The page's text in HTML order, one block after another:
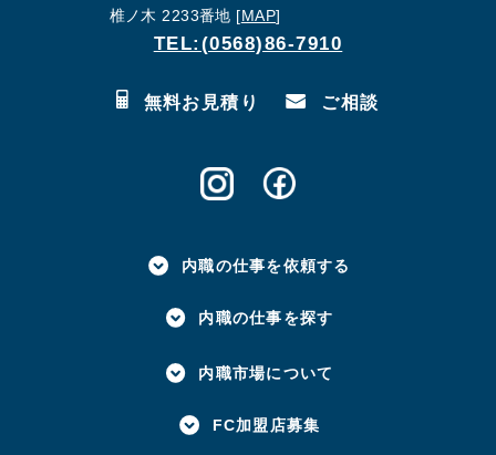
椎ノ木 2233番地 [MAP]
TEL:(0568)86-7910
無料お見積り ご相談
内職の仕事を依頼する
内職の仕事を探す
内職市場について
FC加盟店募集